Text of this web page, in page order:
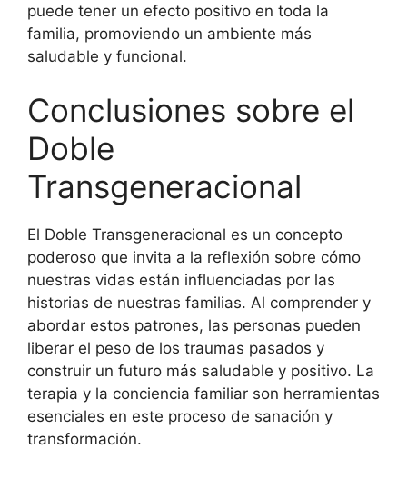
puede tener un efecto positivo en toda la
familia, promoviendo un ambiente más
saludable y funcional.
Conclusiones sobre el
Doble
Transgeneracional
El Doble Transgeneracional es un concepto
poderoso que invita a la reflexión sobre cómo
nuestras vidas están influenciadas por las
historias de nuestras familias. Al comprender y
abordar estos patrones, las personas pueden
liberar el peso de los traumas pasados y
construir un futuro más saludable y positivo. La
terapia y la conciencia familiar son herramientas
esenciales en este proceso de sanación y
transformación.